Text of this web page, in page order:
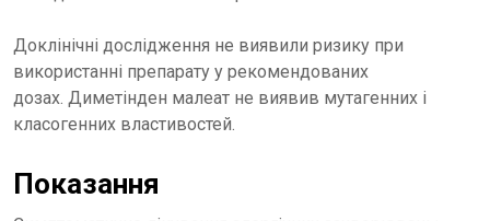
Доклінічні дослідження не виявили ризику при
використанні препарату у рекомендованих
дозах. Диметінден малеат не виявив мутагенних і
класогенних властивостей.
Показання